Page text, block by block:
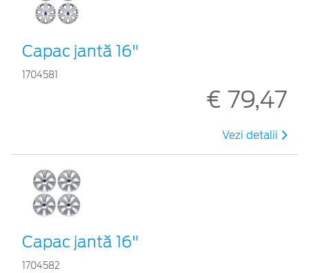
Capac jantă 16"
1704581
€ 79,47
Vezi detalii
Capac jantă 16"
1704582